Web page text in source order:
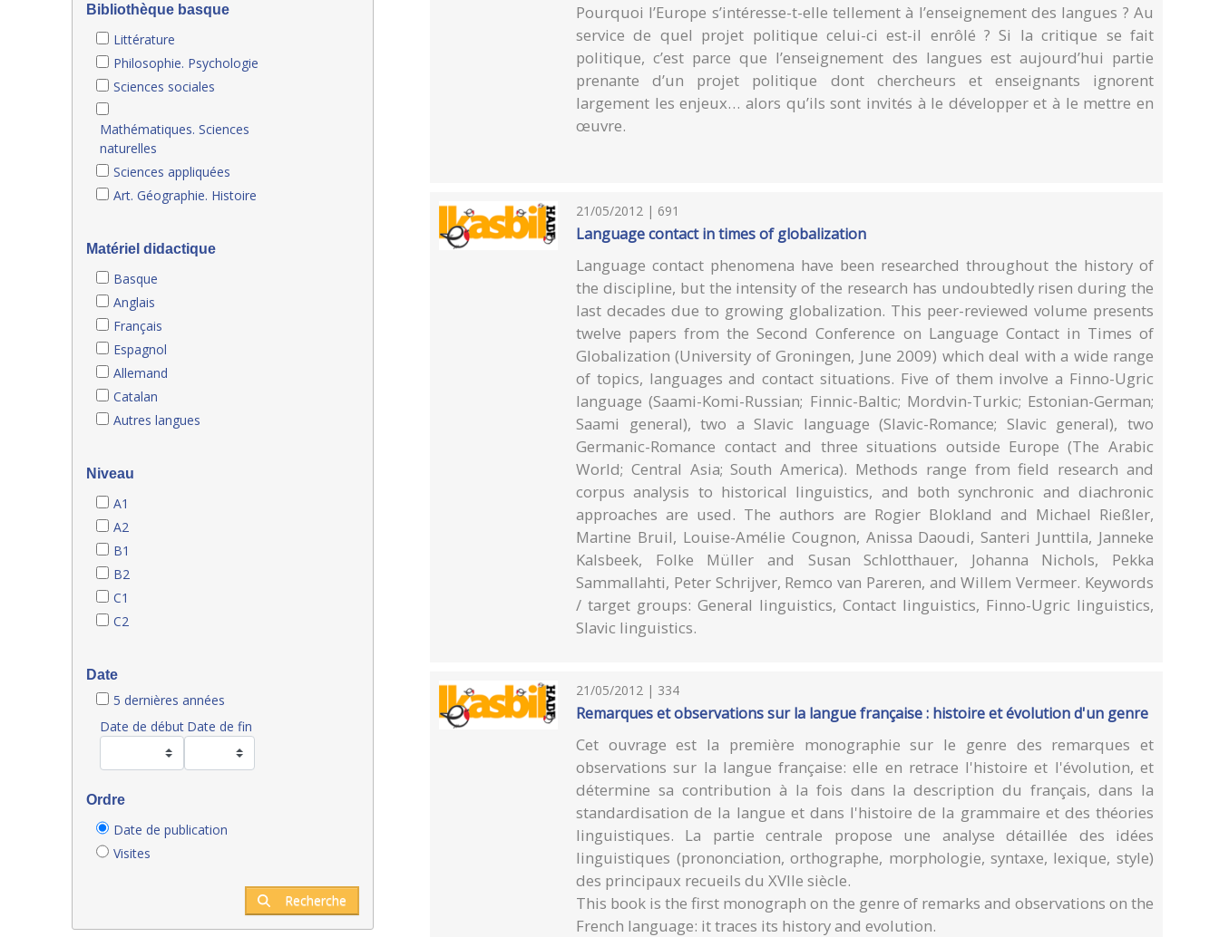
Bibliothèque basque
Littérature
Philosophie. Psychologie
Sciences sociales
Mathématiques. Sciences
naturelles
Sciences appliquées
Art. Géographie. Histoire
Matériel didactique
Basque
Anglais
Français
Espagnol
Allemand
Catalan
Autres langues
Niveau
A1
A2
B1
B2
C1
C2
Date
5 dernières années
Date de début Date de fin
Ordre
Date de publication
Visites
Recherche
Pourquoi l’Europe s’intéresse-t-elle tellement à l’enseignement des langues ? Au
service de quel projet politique celui-ci est-il enrôlé ? Si la critique se fait
politique, c’est parce que l’enseignement des langues est aujourd’hui partie
prenante d’un projet politique dont chercheurs et enseignants ignorent
largement les enjeux… alors qu’ils sont invités à le développer et à le mettre en
œuvre.
21/05/2012 | 691
Language contact in times of globalization
Language contact phenomena have been researched throughout the history of
the discipline, but the intensity of the research has undoubtedly risen during the
last decades due to growing globalization. This peer-reviewed volume presents
twelve papers from the Second Conference on Language Contact in Times of
Globalization (University of Groningen, June 2009) which deal with a wide range
of topics, languages and contact situations. Five of them involve a Finno-Ugric
language (Saami-Komi-Russian; Finnic-Baltic; Mordvin-Turkic; Estonian-German;
Saami general), two a Slavic language (Slavic-Romance; Slavic general), two
Germanic-Romance contact and three situations outside Europe (The Arabic
World; Central Asia; South America). Methods range from field research and
corpus analysis to historical linguistics, and both synchronic and diachronic
approaches are used. The authors are Rogier Blokland and Michael Rießler,
Martine Bruil, Louise-Amélie Cougnon, Anissa Daoudi, Santeri Junttila, Janneke
Kalsbeek, Folke Müller and Susan Schlotthauer, Johanna Nichols, Pekka
Sammallahti, Peter Schrijver, Remco van Pareren, and Willem Vermeer. Keywords
/ target groups: General linguistics, Contact linguistics, Finno-Ugric linguistics,
Slavic linguistics.
21/05/2012 | 334
Remarques et observations sur la langue française : histoire et évolution d'un genre
Cet ouvrage est la première monographie sur le genre des remarques et
observations sur la langue française: elle en retrace l'histoire et l'évolution, et
détermine sa contribution à la fois dans la description du français, dans la
standardisation de la langue et dans l'histoire de la grammaire et des théories
linguistiques. La partie centrale propose une analyse détaillée des idées
linguistiques (prononciation, orthographe, morphologie, syntaxe, lexique, style)
des principaux recueils du XVIIe siècle.
This book is the first monograph on the genre of remarks and observations on the
French language: it traces its history and evolution.